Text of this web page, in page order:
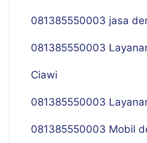
081385550003 jasa
081385550003
Ciawi
081385550003
081385550003 Mobil